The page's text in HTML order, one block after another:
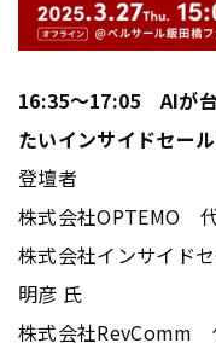
16:35～17:05 AIが
たいインサイドセー
登壇者
株式会社OPTEMO
株式会社インサイド
明彦 氏
株式会社RevComm